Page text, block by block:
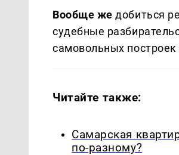
Вообще же добиться
судебные
самовольных
Читайте также:
Самарская
по-разному?